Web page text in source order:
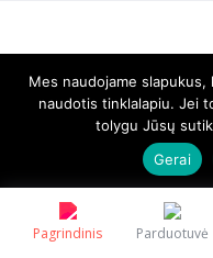
Pagrindinis Parduotuvė
Mes naudojame
naudotis tinklalapiu. Jei
tolygu Jūsų
Gerai